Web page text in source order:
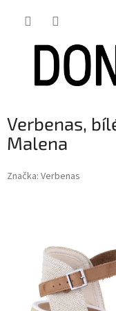
Verbenas,
Malena
Značka: Verbenas